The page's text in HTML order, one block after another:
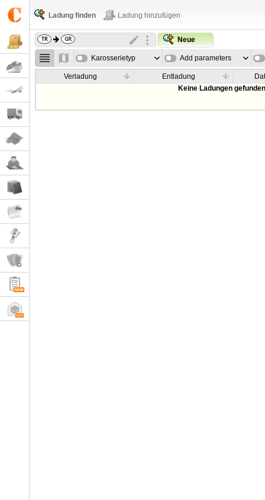
Ladung finden Ladung hinzufügen
Neue
Karosserietyp Add parameters
Verladung Entladung
Keine Ladungen